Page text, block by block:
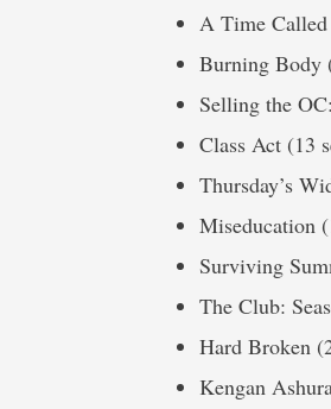
A Time
Burning Body
Selling the
Class Act (13
Thursday’s
Miseducation
Surviving
The Club:
Hard Broken
Kengan